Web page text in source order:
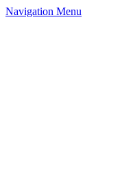
Navigation Menu